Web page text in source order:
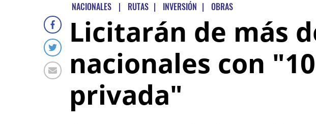
NACIONALES | RUTAS | INVERSIÓN | OBRAS
Licitarán de más
nacionales con
privada"